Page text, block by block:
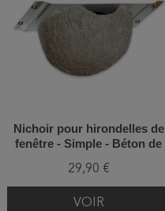
Nichoir pour hirondelles de
fenêtre - Simple - Béton de
29,90 €
VOIR